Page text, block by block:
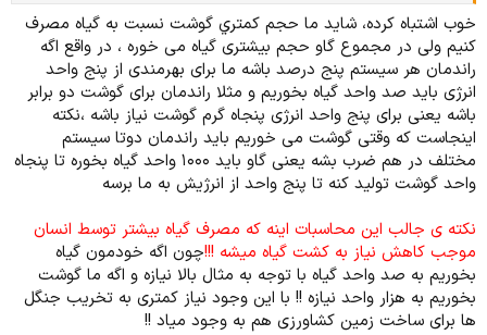
خوب اشتباه كرده، شايد ما حجم كمتري گوشت نسبت به گیاه مصرف
کنیم ولی در مجموع گاو حجم بیشتری گیاه می خوره ، در واقع اگه
راندمان هر سیستم پنج درصد باشه ما برای بهرمندی از پنج واحد
انرژی باید صد واحد گیاه بخوریم و مثلا راندمان برای گوشت دو برابر
باشه یعنی برای پنج واحد انرژی پنجاه گرم گوشت نیاز باشه ،نکته
اینجاست که وقتی گوشت می خوریم باید راندمان دوتا سیستم
مختلف در هم ضرب بشه یعنی گاو باید ۱۰۰۰ واحد گیاه بخوره تا پنجاه
واحد گوشت تولید کنه تا پنج واحد از انرژیش به ما برسه
نکته ی جالب این محاسبات اینه که مصرف گیاه بیشتر توسط انسان
موجب کاهش نیاز به کشت گیاه میشه !!!چون اگه خودمون گیاه
بخوریم به صد واحد گیاه با توجه به مثال بالا نیازه و اگه ما گوشت
بخوریم به هزار واحد نیازه !! با این وجود نیاز کمتری به تخریب جنگل
ها برای ساخت زمین کشاورزی هم به وجود میاد !!